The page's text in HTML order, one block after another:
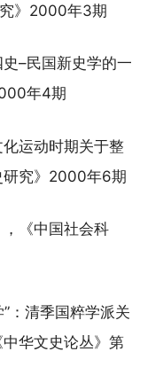
》2000年3期
–民国新史学的一
年4期
化运动时期关于整
研究》2000年6期
，《中国社会科
”：清季国粹学派关
华文史论丛》第